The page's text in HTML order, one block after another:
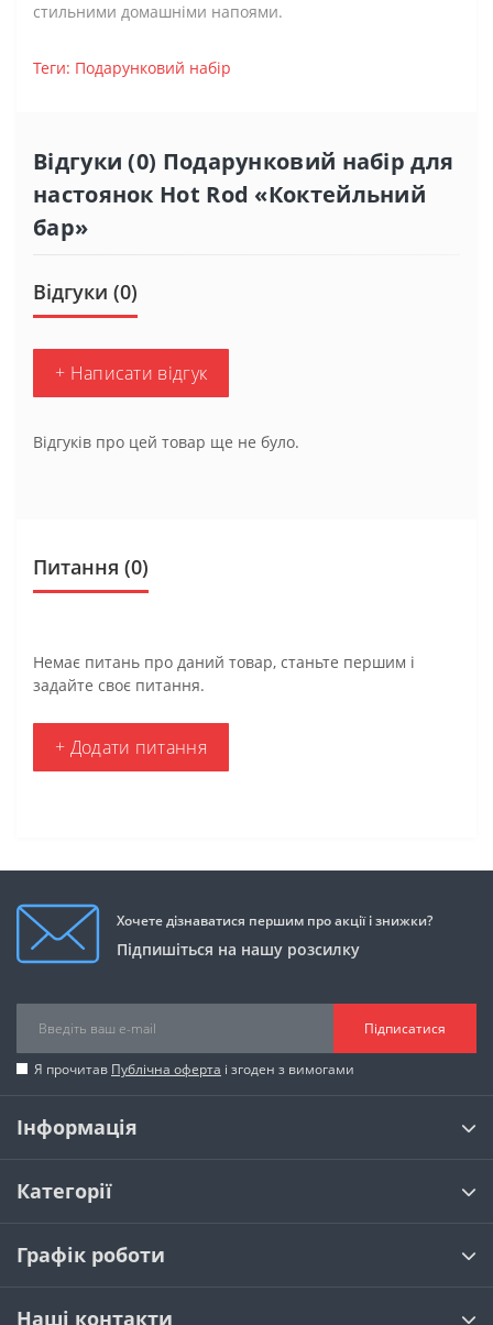
стильними домашніми напоями.
Теги: Подарунковий набір
Відгуки (0) Подарунковий набір для
настоянок Hot Rod «Коктейльний
бар»
Відгуки (0)
+ Написати відгук
Відгуків про цей товар ще не було.
Питання (0)
Немає питань про даний товар, станьте першим і
задайте своє питання.
+ Додати питання
Хочете дізнаватися першим про акції і знижки?
Підпишіться на нашу розсилку
Підписатися
Я прочитав Публічна оферта і згоден з вимогами
Інформація
Категорії
Графік роботи
Наші контакти